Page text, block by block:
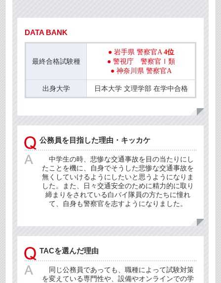
DATA BANK
最終合格試験種
● 岩手県 警察官A 4位
● 警視庁 警察官Ⅰ類
● 神奈川県 警察官A
出身大学 日本大学 文理学部 在学中合格
公務員を目指した理由・キッカケ
中学生の時、悲惨な交通事故を目の当たりにし
たことを機に、自身でそうした悲惨な交通事故を
無くしていけるようにしたいと思うようになりま
した。また、日々交通安全のために精力的に取り
締まりをされている白バイ隊員の方たちに憧れ
て、自身も警察官を志すようになりました。
TACを選んだ理由
同じ公務員であっても、職種によって試験対策
を変えている専門性や、設備やオンラインでの学